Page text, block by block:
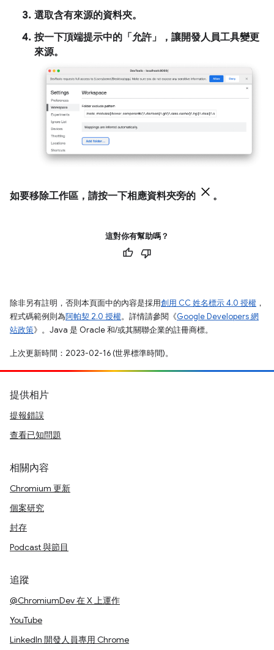
選取含有來源的資料夾。
按一下頂端提示中的「允許」
，讓開發人員工具變更
來源。
如要移除工作區，請按一下相應資料夾旁的 。
這對你有幫助嗎？
除非另有註明，否則本頁面中的內容是採用創用 CC 姓名標示 4.0 授權 ，
程式碼範例則為阿帕契 2.0 授權。詳情請參閱《Google Developers 網
站政策》。Java 是 Oracle 和/或其關聯企業的註冊商標。
上次更新時間：2023-02-16 (世界標準時間)。
提供相片
提報錯誤
查看已知問題
相關內容
Chromium 更新
個案研究
封存
Podcast 與節目
追蹤
@ChromiumDev 在 X 上運作
YouTube
LinkedIn 開發人員專用 Chrome